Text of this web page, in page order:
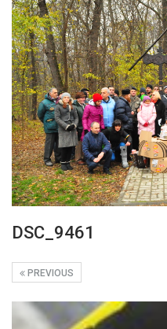
DSC_9461
PREVIOUS